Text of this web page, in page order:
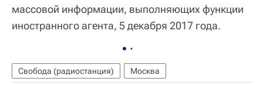
массовой информации, выполняющих функции
иностранного агента, 5 декабря 2017 года.
Свобода (радиостанция) Москва